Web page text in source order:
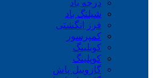
درجه باد
شیلنگ باد
فرز انگشتی
کمپرسور
کوبلینگ
کوپلینگ
گازوییل پاش